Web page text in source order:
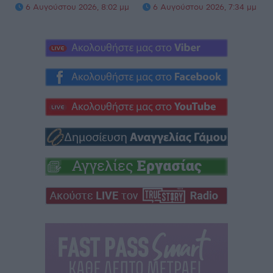
6 Αυγούστου 2026, 8:02 μμ 6 Αυγούστου 2026, 7:34 μμ